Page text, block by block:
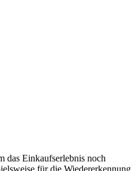
das Einkaufserlebnis noch
für die Wiedererkennung